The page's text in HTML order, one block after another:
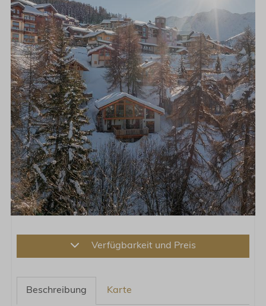
Verfügbarkeit und Preis
Beschreibung Karte